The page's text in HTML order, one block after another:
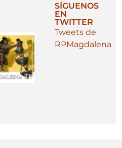
SÍGUENOS
EN
TWITTER
Tweets de
RPMagdalena